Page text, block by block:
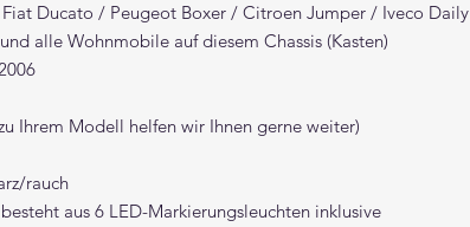
Fiat Ducato / Peugeot Boxer / Citroen Jumper / Iveco Daily
alle Wohnmobile auf diesem Chassis (Kasten)
Ihrem Modell helfen wir Ihnen gerne weiter)
rauch
aus 6 LED-Markierungsleuchten inklusive